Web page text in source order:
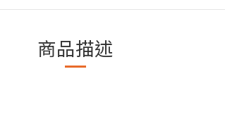
商品描述